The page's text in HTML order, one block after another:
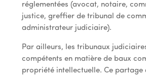
réglementées (avocat, notaire,
justice, greffier de tribunal de
administrateur judiciaire).
Par ailleurs, les tribunaux
compétents en matière de baux
propriété intellectuelle. Ce partage